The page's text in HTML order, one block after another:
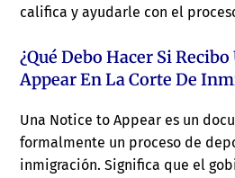
califica y ayudarle con el
¿Qué Debo Hacer Si
Appear En La Corte De
Una Notice to Appear es un
formalmente un proceso de
inmigración. Significa que el